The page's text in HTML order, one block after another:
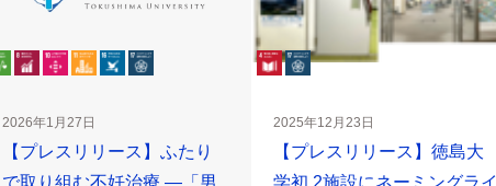
2026年1月27日
【プレスリリース】ふたり
で取り組む不妊治療 ―「男
2025年12月23日
【プレスリリース】徳島大
学初 2施設にネーミングライ